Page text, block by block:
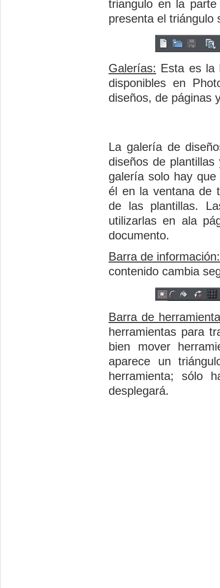
triangulo en la
presenta el triángulo
Galerías: Esta es la
disponibles en
diseños, de páginas
La galería de
diseños de
galería solo hay
él en la ventana de
de las plantillas.
utilizarlas en ala
documento.
Barra de información:
contenido cambia
Barra de
herramientas para
bien mover
aparece un
herramienta; sólo
desplegará.